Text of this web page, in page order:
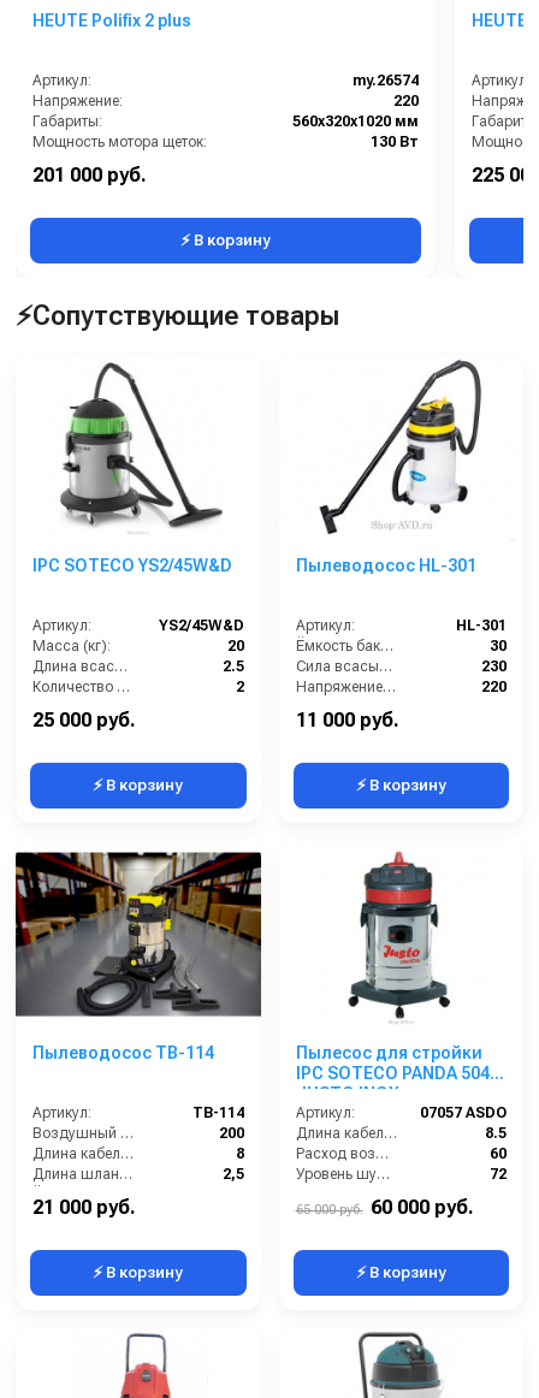
HEUTE Polifix 2 plus
Артикул:
my.26574
Напряжение:
220
Габариты:
560х320х1020 мм
Мощность мотора щеток:
130 Вт
Производитель:
Масса (кг):
201 000 руб.
⚡ В корзину
HEUTE
Артикул:
Масса
225
⚡Сопутствующие товары
IPC SOTECO YS2/45W&D
Артикул:
YS2/45W&D
Масса (кг):
20
Длина всасывающего шланга (м):
2.5
Количество турбин (шт):
2
Емкость бака для мусора (л):
25 000 руб.
⚡ В корзину
Пылеводосос HL-301
Артикул:
HL-301
Ёмкость бака (л):
30
Сила всасывания (мбар):
230
Напряжение (В):
220
Мощность (кВт):
11 000 руб.
⚡ В корзину
Пылеводосос TB-114
Артикул:
TB-114
Воздушный поток (л/сек):
200
Длина кабеля (м):
8
Длина шланга (м):
2,5
21 000 руб.
⚡ В корзину
Пылесос для стройки
IPC SOTECO PANDA 504
JUSTO INOX
Артикул:
07057 ASDO
Длина кабеля (м):
8.5
Расход воздуха (л/сек):
60
Уровень шума (дБ):
72
65 000 руб. 60 000 руб.
⚡ В корзину